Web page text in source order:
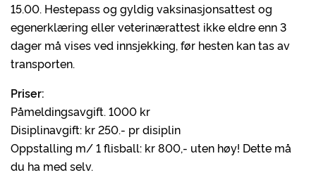
15.00. Hestepass og gyldig vaksinasjonsattest og
egenerklæring eller veterinærattest ikke eldre enn 3
dager må vises ved innsjekking, før hesten kan tas av
transporten.
Priser:
Påmeldingsavgift. 1000 kr
Disiplinavgift: kr 250.- pr disiplin
Oppstalling m/ 1 flisball: kr 800,- uten høy! Dette må
du ha med selv.